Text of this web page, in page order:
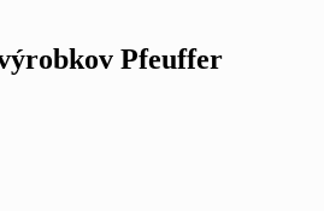
Pfeuffer